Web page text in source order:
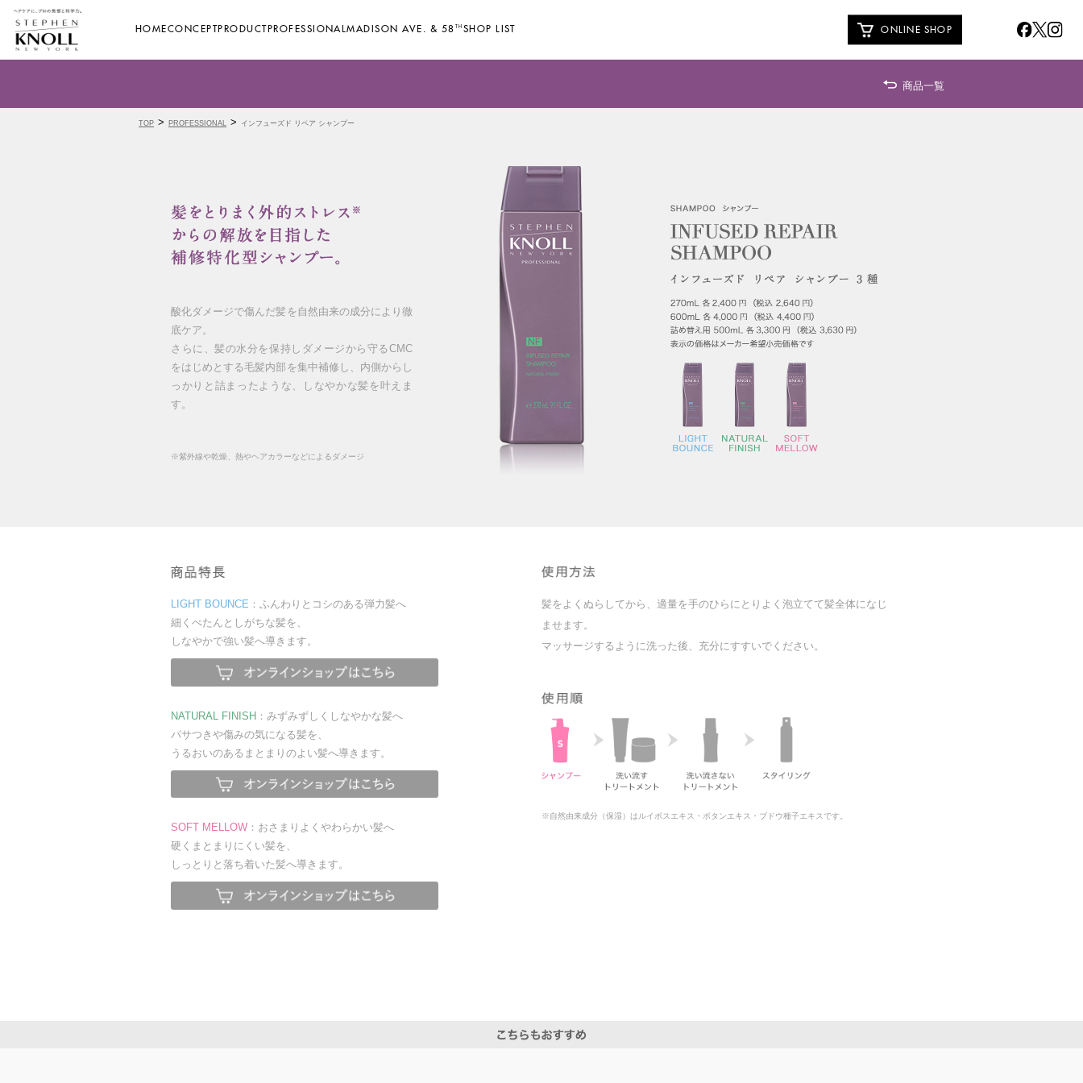
HOMECONCEPT PRODUCT PROFESSIONALMADISON AVE. & 58 TH SHOP LIST ONLINE SHOP
商品一覧
TOP > PROFESSIONAL > インフューズド リペア シャンプー
酸化ダメージで傷んだ髪を自然由来の成分により徹
底ケア。​
さらに、髪の水分を保持しダメージから守るCMC
をはじめとする毛髪内部を集中補修し、内側からし
っかりと詰まったような、しなやかな髪を叶えま
す。
※紫外線や乾燥、熱やヘアカラーなどによるダメージ​
LIGHT BOUNCE ：ふんわりとコシのある弾力髪へ
細くぺたんとしがちな髪を、
しなやかで強い髪へ導きます。
NATURAL FINISH ：みずみずしくしなやかな髪へ
パサつきや傷みの気になる髪を、
うるおいのあるまとまりのよい髪へ導きます。​
SOFT MELLOW ：おさまりよくやわらかい髪へ
硬くまとまりにくい髪を、
しっとりと落ち着いた髪へ導きます。​
髪をよくぬらしてから、適量を手のひらにとりよく泡立てて髪全体になじ
ませます。
マッサージするように洗った後、充分にすすいでください。
※自然由来成分（保湿）はルイボスエキス・ボタンエキス・ブドウ種子エキスです。​